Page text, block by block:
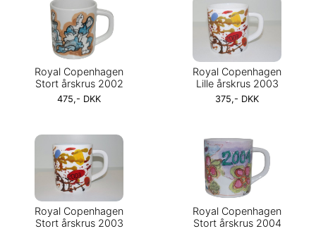
Royal Copenhagen
Stort årskrus 2002
475,- DKK
Royal Copenhagen
Lille årskrus 2003
375,- DKK
Royal Copenhagen
Stort årskrus 2003
Royal Copenhagen
Stort årskrus 2004